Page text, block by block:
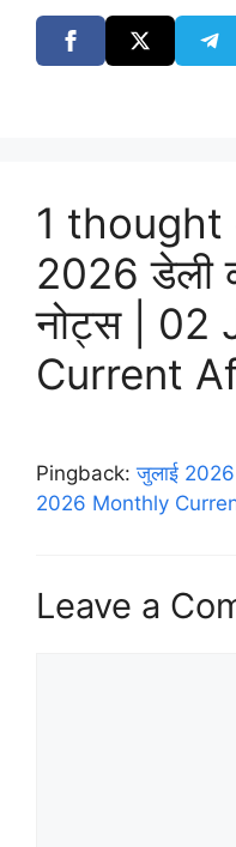
1 thought
2026 डेली
नोट्स | 02
Current
Pingback:जुलाई
2026 Monthly
Leave a